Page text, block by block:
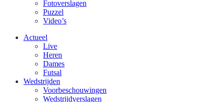
Fotoverslagen
Puzzel
Video’s
Actueel
Live
Heren
Dames
Futsal
Wedstrijden
Voorbeschouwingen
Wedstrijdverslagen